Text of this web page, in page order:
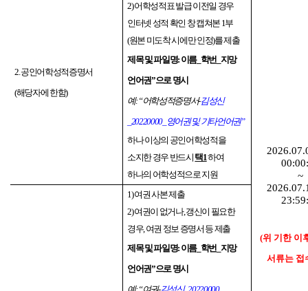
~
(위 기한 이
서류는 접
2.공인어학성적증명서
(해당자에 한함)
2)어학성적표 발급 이전일 경우
인터넷 성적 확인 창 캡쳐본 1부
(원본 미도착 시에만 인정)를 제출
제목 및 파일명: 이름_ 학번 지망
언어권”으로 명시
예: “어학성적증명서-김성신
_20220000_ 영어권 및 기타언어권”
하나 이상의 공인어학성적을
소지한 경우 반드시 택1하여
하나의 어학성적으로 지원
1)여권 사본 제출
2)여권이 없거나,갱신이 필요한
경우,여권 정보 증명서 등 제출
제목 및 파일명: 이름_ 학번 지망
언어권”으로 명시